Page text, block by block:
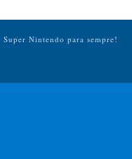
Super Nintendo para sempre!